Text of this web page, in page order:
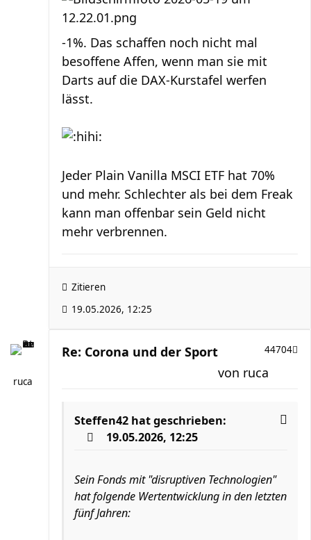
-1%. Das schaffen noch nicht mal
besoffene Affen, wenn man sie mit
Darts auf die DAX-Kurstafel werfen
lässt.
Jeder Plain Vanilla MSCI ETF hat 70%
und mehr. Schlechter als bei dem Freak
kann man offenbar sein Geld nicht
mehr verbrennen.
Zitieren
19.05.2026, 12:25
ruca
Re: Corona und der Sport 44704
von ruca
Steffen42 hat geschrieben:
19.05.2026, 12:25
Sein Fonds mit "disruptiven Technologien"
hat folgende Wertentwicklung in den letzten
fünf Jahren: